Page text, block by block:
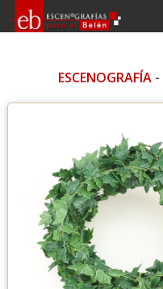
ESCENOGRAFÍA -